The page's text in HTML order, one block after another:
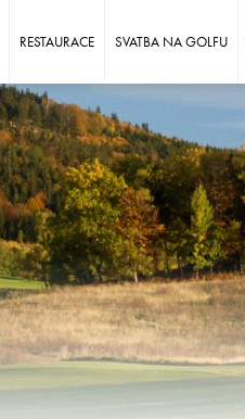
RESTAURACE SVATBA NA GOLFU